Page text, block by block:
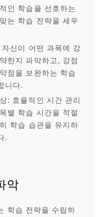
인 학습을 선호하는
는 학습 전략을 세우
자신이 어떤 과목에 강
한지 파악하고, 강점
점을 보완하는 학습
니다.
: 효율적인 시간 관리
별 학습 시간을 적절
학습 습관을 유지하
.
악
학습 전략을 수립하